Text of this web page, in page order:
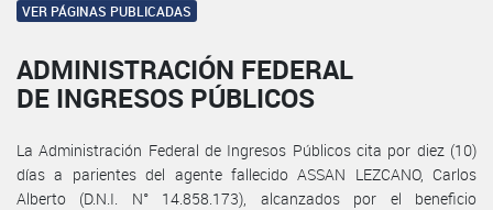
VER PÁGINAS PUBLICADAS
ADMINISTRACIÓN FEDERAL
DE INGRESOS PÚBLICOS
La Administración Federal de Ingresos Públicos cita por diez (10)
días a parientes del agente fallecido ASSAN LEZCANO, Carlos
Alberto (D.N.I. N° 14.858.173), alcanzados por el beneficio